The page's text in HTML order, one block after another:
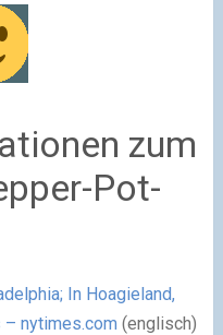
zum
Pot-
In Hoagieland,
nytimes.com (englisch)